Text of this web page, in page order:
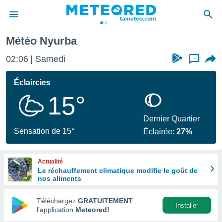
de
en
Météo Nyurba
02:06 Samedi ...
Éclaircies
15°
Sensation de 15°
Dernier Quartier
Éclairée:27%
Actualité
Le réchauffement climatique modifie le goût de
nos aliments
Téléchargez GRATUITEMENT
l’application Meteored!
Installer